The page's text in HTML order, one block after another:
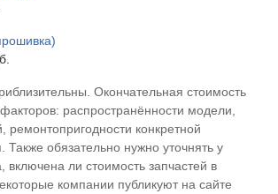
Окончательная стоимость
распространённости модели,
ремонтопригодности конкретной
Также обязательно нужно уточнять у
включена ли стоимость запчастей в
компании публикуют на сайте